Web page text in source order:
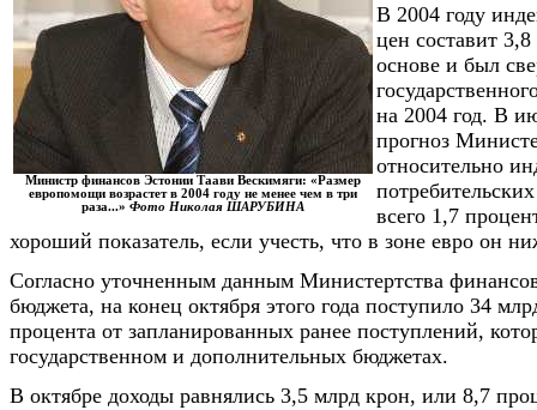
Министр финансов Эстонии Таави Вескимяги: «Размер
европомощи возрастет в 2004 году не менее чем в три
раза...» Фото Николая ШАРУБИНА
В 2004 году
цен составит
основе и был
на 2004 год. В
прогноз
относительно
всего 1,7
хороший показатель, если учесть, что в зоне евро он
Согласно уточненным данным Министертства
бюджета, на конец октября этого года поступило 34
процента от запланированных ранее поступлений,
государственном и дополнительных бюджетах.
В октябре доходы равнялись 3,5 млрд крон, или 8,7